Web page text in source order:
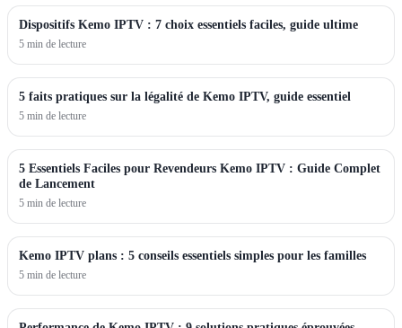
Dispositifs Kemo IPTV : 7 choix essentiels faciles, guide ultime
5 min de lecture
5 faits pratiques sur la légalité de Kemo IPTV, guide essentiel
5 min de lecture
5 Essentiels Faciles pour Revendeurs Kemo IPTV : Guide Complet
de Lancement
5 min de lecture
Kemo IPTV plans : 5 conseils essentiels simples pour les familles
5 min de lecture